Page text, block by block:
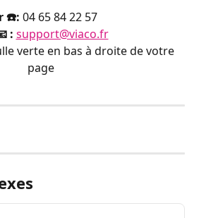
☎️: 04 65 84 22 57
: support@viaco.fr
verte en bas à droite de votre
page